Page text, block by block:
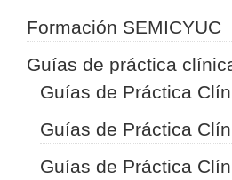
Formación SEMICYUC
Guías de práctica
Guías de Práctica
Guías de Práctica
Guías de Práctica